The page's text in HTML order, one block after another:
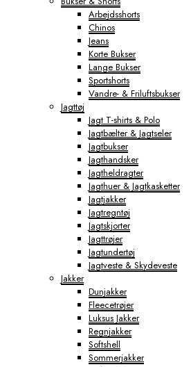
Arbejdsshorts
Chinos
Jeans
Korte Bukser
Lange Bukser
Sportshorts
Vandre- & Friluftsbukser
Jagttøj
Jagt T-shirts & Polo
Jagtbælter & Jagtseler
Jagtbukser
Jagthandsker
Jagtheldragter
Jagthuer & Jagtkasketter
Jagtjakker
Jagtregntøj
Jagtskjorter
Jagttrøjer
Jagtundertøj
Jagtveste & Skydeveste
Jakker
Dunjakker
Fleecetrøjer
Luksus Jakker
Regnjakker
Softshell
Sommerjakker